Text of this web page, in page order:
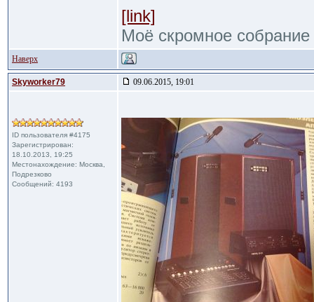
[link]
Моё скромное собрание
Наверх
Skyworker79 09.06.2015, 19:01
ID пользователя #4175
Зарегистрирован:
18.10.2013, 19:25
Местонахождение: Москва,
Подрезково
Сообщений: 4193